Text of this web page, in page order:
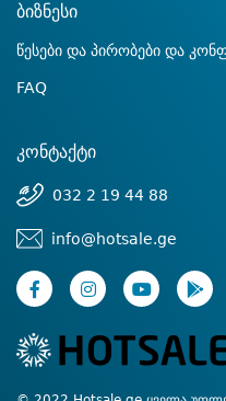
ბიზნესი
წესები და პირობები და
FAQ
კონტაქტი
032 2 19 44 88
info@hotsale.ge